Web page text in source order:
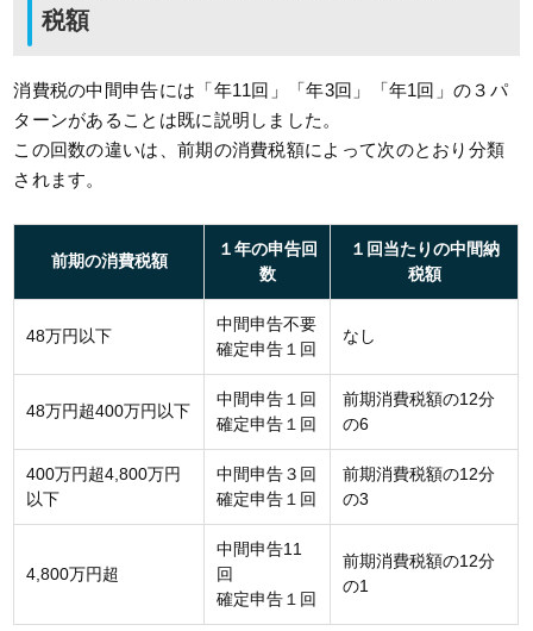
税額
消費税の中間申告には「年11回」「年3回」「年1回」の３パ
ターンがあることは既に説明しました。
この回数の違いは、前期の消費税額によって次のとおり分類
されます。
前期の消費税額
１年の申告回
数
１回当たりの中間納
税額
48万円以下
中間申告不要
確定申告１回
なし
48万円超400万円以下
中間申告１回
確定申告１回
前期消費税額の12分
の6
400万円超4,800万円
以下
中間申告３回
確定申告１回
前期消費税額の12分
の3
4,800万円超
中間申告11
回
確定申告１回
前期消費税額の12分
の1